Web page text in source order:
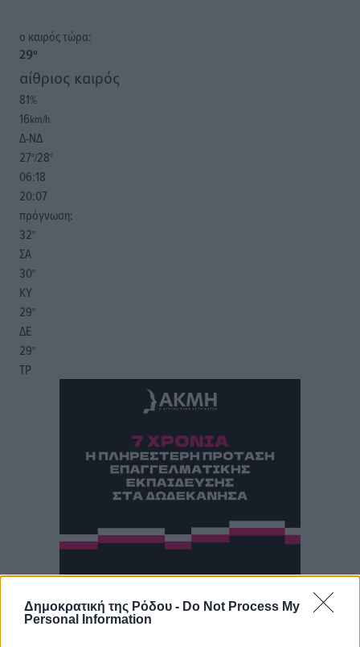
Δημοκρατική της Ρόδου - Do Not Process My
Personal Information
o καιρός τώρα:
29°
αίθριος καιρός
81%
16km/h
Δ-ΝΔ
27°/28°
06:18
20:07
πρόγνωση:
32°
ΣΑ
30°
ΚΥ
29°
ΔΕ
29°
ΤΡ